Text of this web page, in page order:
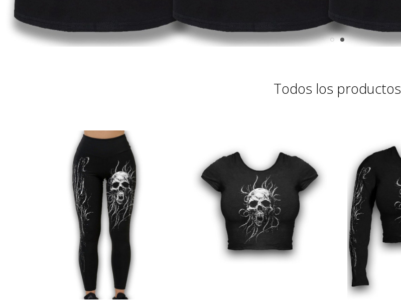
Todos los productos